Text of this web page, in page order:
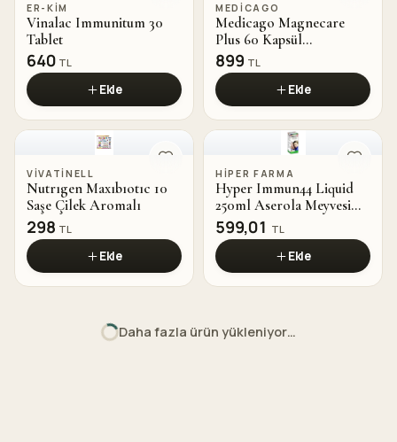
ER-KIM
Vinalac Immunitum 30
Tablet
640 TL
Ekle
MEDICAGO
Medicago Magnecare
Plus 60 Kapsül
Magnezyum Vitamin B6
899 TL
Ekle
VIVATINELL
Nutrıgen Maxıbıotıc 10
Saşe Çilek Aromalı
298 TL
Ekle
HIPER FARMA
Hyper Immun44 Liquid
250ml Aserola Meyvesi
Vitaminler Mineraller
599,01 TL
Ekle
Daha fazla ürün yükleniyor…